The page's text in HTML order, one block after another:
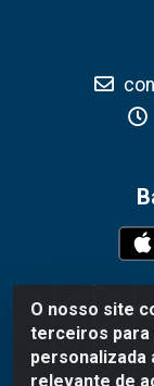
O nosso site
terceiros para
personalizada
relevante de
WR
Grogotó -